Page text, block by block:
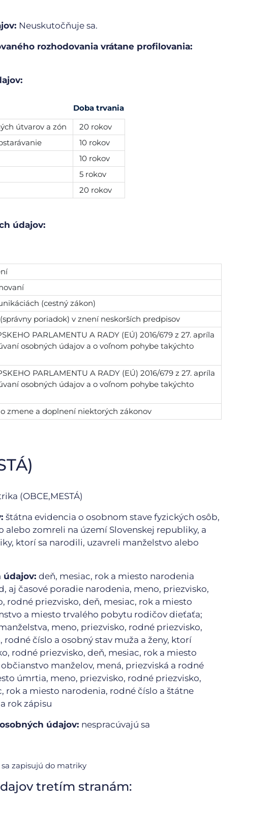
Neuskutočňuje sa.
rozhodovania vrátane profilovania:
Doba trvania
útvarov a zón
20 rokov
10 rokov
10 rokov
5 rokov
20 rokov
údajov:
(cestný zákon)
poriadok) v znení neskorších predpisov
PARLAMENTU A RADY (EÚ) 2016/679 z 27. apríla
osobných údajov a o voľnom pohybe takýchto
PARLAMENTU A RADY (EÚ) 2016/679 z 27. apríla
osobných údajov a o voľnom pohybe takýchto
zmene a doplnení niektorých zákonov
(OBCE,MESTÁ)
štátna evidencia o osobnom stave fyzických osôb,
alebo zomreli na území Slovenskej republiky, a
ktorí sa narodili, uzavreli manželstvo alebo
údajov: deň, mesiac, rok a miesto narodenia
aj časové poradie narodenia, meno, priezvisko,
rodné priezvisko, deň, mesiac, rok a miesto
a miesto trvalého pobytu rodičov dieťaťa;
meno, priezvisko, rodné priezvisko,
číslo a osobný stav muža a ženy, ktorí
rodné priezvisko, deň, mesiac, rok a miesto
manželov, mená, priezviská a rodné
úmrtia, meno, priezvisko, rodné priezvisko,
rok a miesto narodenia, rodné číslo a štátne
rok zápisu
údajov: nespracúvajú sa
zapisujú do matriky
tretím stranám: